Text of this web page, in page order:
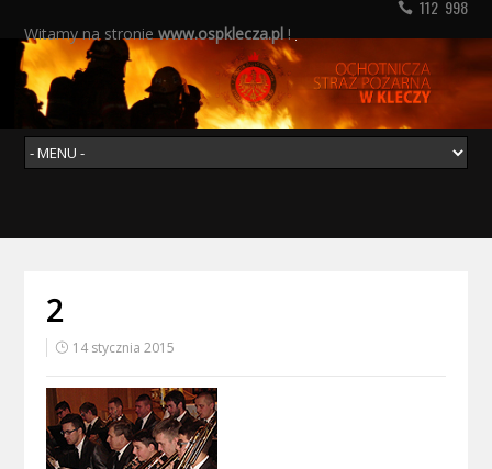
112 998
Witamy na stroniewww.ospklecza.pl!
2
14 stycznia 2015